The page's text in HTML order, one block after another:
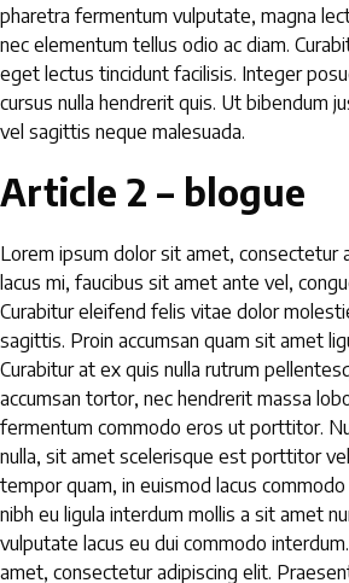
pharetra fermentum vulputate, magna
nec elementum tellus odio ac diam.
eget lectus tincidunt facilisis. Integer
cursus nulla hendrerit quis. Ut bibendum
vel sagittis neque malesuada.
Article 2 – blogue
Lorem ipsum dolor sit amet, consectetur
lacus mi, faucibus sit amet ante vel,
Curabitur eleifend felis vitae dolor
sagittis. Proin accumsan quam sit amet
Curabitur at ex quis nulla rutrum
accumsan tortor, nec hendrerit massa
fermentum commodo eros ut porttitor.
nulla, sit amet scelerisque est porttitor
tempor quam, in euismod lacus
nibh eu ligula interdum mollis a sit amet
vulputate lacus eu dui commodo
amet, consectetur adipiscing elit.